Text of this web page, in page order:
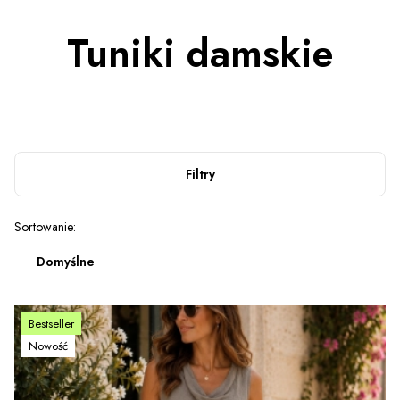
Tuniki damskie
Filtry
Lista produktów
Sortowanie:
Domyślne
Bestseller
Nowość